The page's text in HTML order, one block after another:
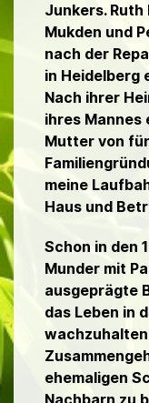
Junkers.
Mukden und
nach der
in Heidelberg
Nach ihrer
ihres
Mutter von
meine
Haus und
Schon in den
Munder mit
ausgeprägte
das Leben in
ehemaligen